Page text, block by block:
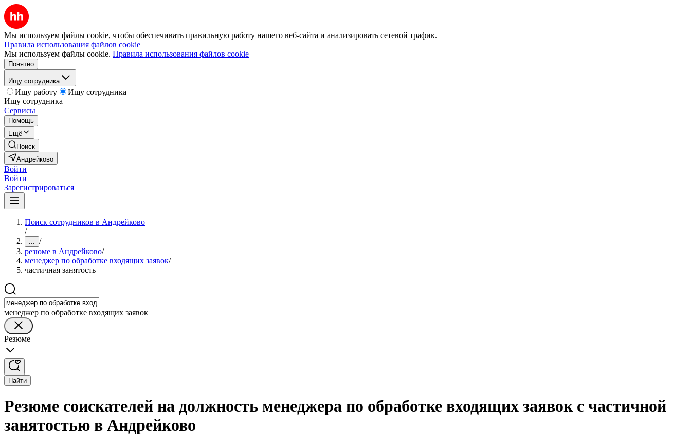
Мы используем файлы cookie, чтобы обеспечивать правильную работу нашего веб-сайта и анализировать сетевой трафик.
Правила использования файлов cookie
Мы используем файлы cookie. Правила использования файлов cookie
Понятно
Ищу сотрудника
Ищу работу
Ищу сотрудника
Ищу сотрудника
Сервисы
Помощь
Ещё
Поиск
Андрейково
Войти
Войти
Зарегистрироваться
Поиск сотрудников в Андрейково
/
... /
резюме в Андрейково/
менеджер по обработке входящих заявок/
частичная занятость
менеджер по обработке входящих заявок
Резюме
Найти
Резюме соискателей на должность менеджера по обработке входящих заявок с частичной
занятостью в Андрейково